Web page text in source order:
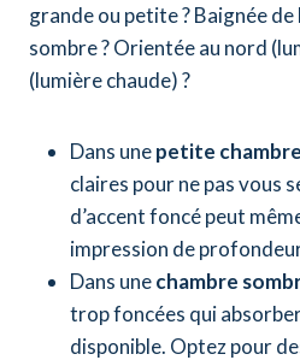
grande ou petite ? Baignée
sombre ? Orientée au nord
(lumière chaude) ?
Dans unepetite chambre
claires pour ne pas vous
d’accent foncé peut
impression de
Dans unechambre
trop foncées qui
disponible. Optez pour